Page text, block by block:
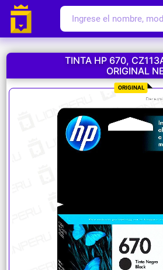
YA
TINTA HP 670,
ORIGINAL
ORIGINAL